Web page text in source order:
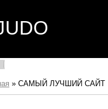
» САМЫЙ ЛУЧШИЙ САЙТ